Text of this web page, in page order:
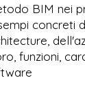
BIM nei
concreti
funzioni,